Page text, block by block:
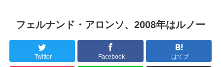
フェルナンド・アロンソ、2008年はルノー
Twitter Facebook はてブ